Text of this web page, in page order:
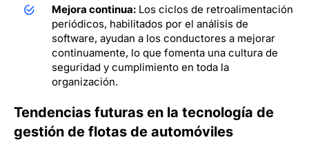
Mejora continua: Los ciclos de retroalimentación
periódicos, habilitados por el análisis de
software, ayudan a los conductores a mejorar
continuamente, lo que fomenta una cultura de
seguridad y cumplimiento en toda la
organización.
Tendencias futuras en la tecnología de
gestión de flotas de automóviles